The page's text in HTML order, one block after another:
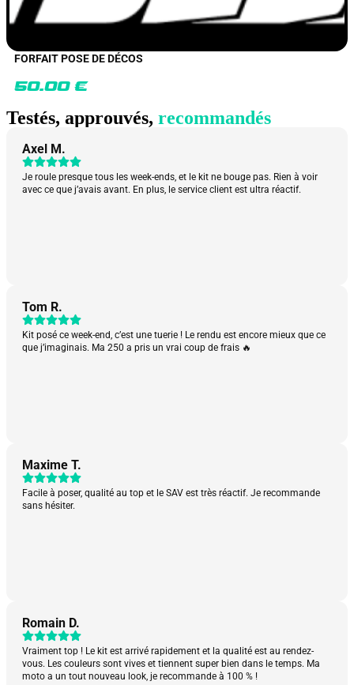
FORFAIT POSE DE DÉCOS
50.00 €
Testés, approuvés, recommandés
Axel M.
Je roule presque tous les week-ends, et le kit ne bouge pas. Rien à voir
avec ce que j’avais avant. En plus, le service client est ultra réactif.
Tom R.
Kit posé ce week-end, c’est une tuerie ! Le rendu est encore mieux que ce
que j’imaginais. Ma 250 a pris un vrai coup de frais 🔥
Maxime T.
Facile à poser, qualité au top et le SAV est très réactif. Je recommande
sans hésiter.
Romain D.
Vraiment top ! Le kit est arrivé rapidement et la qualité est au rendez-
vous. Les couleurs sont vives et tiennent super bien dans le temps. Ma
moto a un tout nouveau look, je recommande à 100 % !